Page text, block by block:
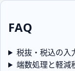
FAQ
税抜・税込の入
端数処理と軽減